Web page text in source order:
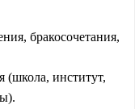
бракосочетания,
(школа, институт,